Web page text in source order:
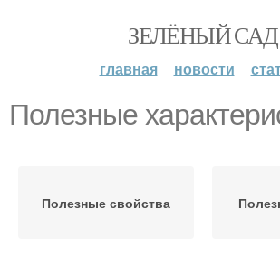
ЗЕЛЁНЫЙ САД
главная новости
Полезные
Полезные свойства